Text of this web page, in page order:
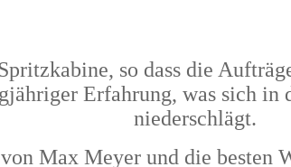
so dass die
Erfahrung, was sich in
niederschlägt.
Max Meyer und die besten